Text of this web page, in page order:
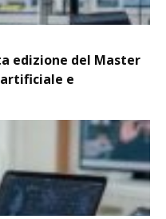
edizione del Master
e